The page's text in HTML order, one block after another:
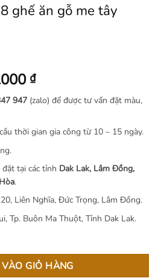
ghế ăn gỗ me tây
₫.
₫Giá
hiện
tại
14.500.000 ₫.
947 (zalo) để được tư vấn đặt màu,
thời gian gia công từ 10 – 15 ngày.
tại các tỉnh Dak Lak, Lâm Đồng,
.
Liên Nghĩa, Đức Trọng, Lâm Đồng.
Tp. Buôn Ma Thuột, Tỉnh Dak Lak.
GIỎ HÀNG